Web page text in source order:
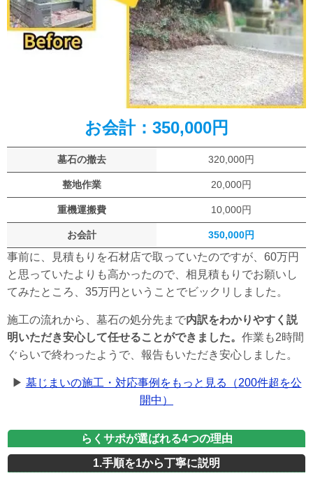
お会計：350,000円
墓石の撤去 320,000円
整地作業 20,000円
重機運搬費 10,000円
お会計 350,000円
事前に、見積もりを石材店で取っていたのですが、60万円
と思っていたよりも高かったので、相見積もりでお願いし
てみたところ、35万円ということでビックリしました。
施工の流れから、墓石の処分先まで内訳をわかりやすく説
明いただき安心して任せることができました。 作業も2時間
ぐらいで終わったようで、報告もいただき安心しました。
▶ 墓じまいの施工・対応事例をもっと見る（200件超を公
開中）
らくサポが選ばれる4つの理由
1.手順を1から丁寧に説明